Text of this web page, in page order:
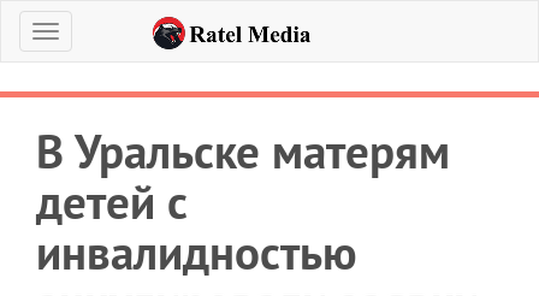
Меню
В Уральске матерям
детей с
инвалидностью